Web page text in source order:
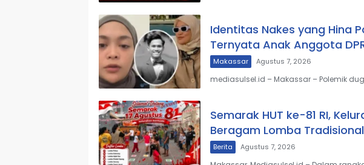
Identitas Nakes yang Hina
Ternyata Anak Anggota
Makassar Agustus 7, 2026
mediasulsel.id – Makassar – Polemik
Semarak HUT ke-81 RI,
Beragam Lomba
Berita Agustus 7, 2026